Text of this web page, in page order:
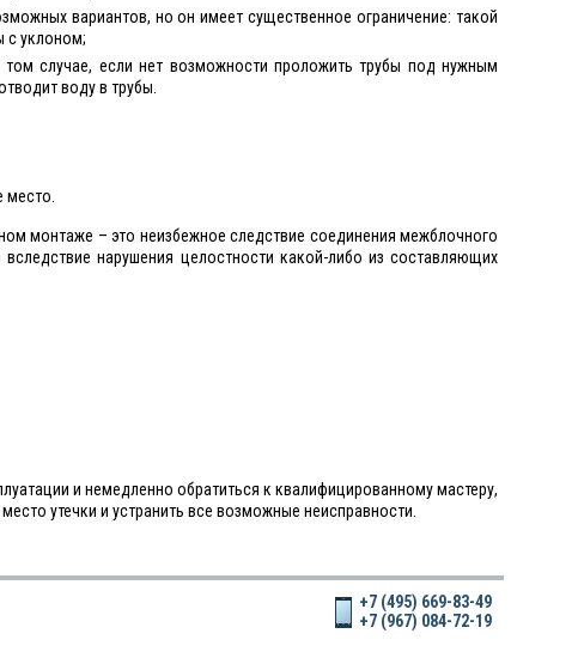
вариантов, но он имеет существенное ограничение: такой
с уклоном;
случае, если нет возможности проложить трубы под нужным
воду в трубы.
место.
монтаже – это неизбежное следствие соединения межблочного
нарушения целостности какой-либо из составляющих
и немедленно обратиться к квалифицированному мастеру,
утечки и устранить все возможные неисправности.
+7 (495) 669-83-49
+7 (967) 084-72-19